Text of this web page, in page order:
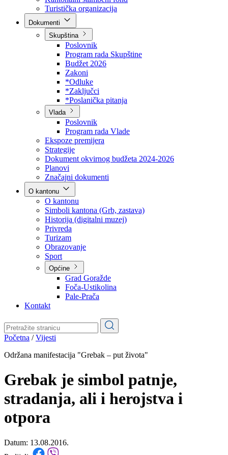
Agencija za privatizaciju
Arhiv kantona
Kantonalni stambeni fond
Turistička organizacija
Skupština
Poslovnik
Program rada Skupštine
Budžet 2026
Zakoni
*Odluke
*Zaključci
*Poslanička pitanja
Vlada
Poslovnik
Program rada Vlade
Ekspoze premijera
Strategije
Dokument okvirnog budžeta 2024-2026
Planovi
Značajni dokumenti
O kantonu
O kantonu
Simboli kantona (Grb, zastava)
Historija (digitalni muzej)
Privreda
Turizam
Obrazovanje
Općine
Pale-Prača
Kontakt
Održana manifestacija "Grebak – put života"
Grebak je simbol patnje,
stradanja, ali i herojstva i
otpora